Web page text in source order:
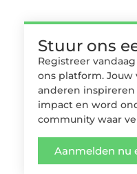
Stuur ons
Registreer
ons platform.
anderen
impact en word
community waar
Aanmelden nu